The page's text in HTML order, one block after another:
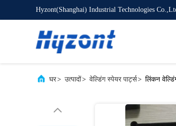
Hyzont(Shanghai) Industrial Technologies
घर> उत्पादों> वेल्डिंग स्पेयर पार्ट्स> लिंकन